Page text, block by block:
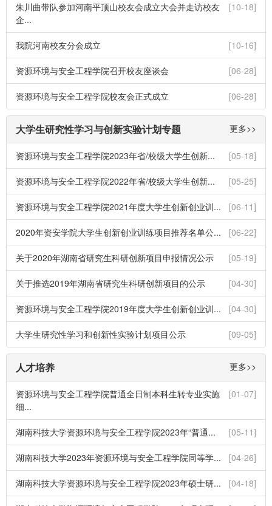
[10-18]
朱川曲带队参加河南平顶山校友会成立大会并走访校友
企...
[10-16]
我院河南校友分会成立
[06-28]
资源环境与安全工程学院召开校友座谈会
[06-28]
资源环境与安全工程学院校友会正式成立
更多>>
大学生研究性学习与创新实验计划专题
[05-18]
资源环境与安全工程学院2023年省/校级大学生创新...
[05-25]
资源环境与安全工程学院2022年省/校级大学生创新...
[06-11]
资源环境与安全工程学院2021年度大学生创新创业训...
[06-22]
2020年资安学院大学生创新创业训练项目推荐名单公...
[05-19]
关于2020年湖南省研究生科研创新项目申报情况公示
[04-30]
关于推选2019年湖南省研究生科研创新项目的公示
[04-30]
资源环境与安全工程学院2019年度大学生创新创业训...
[09-05]
大学生研究性学习和创新性实验计划项目公示
更多>>
人才培养
[01-07]
资源环境与安全工程学院普通全日制本科生转专业实施
细...
[05-11]
湖南科技大学资源环境与安全工程学院2023年“普通...
[04-26]
湖南科技大学2023年资源环境与安全工程学院同等学...
[04-18]
湖南科技大学资源环境与安全工程学院2023年硕士研...